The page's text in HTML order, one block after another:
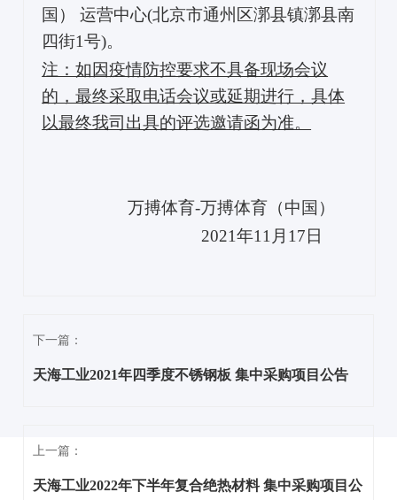
国） 运营中心(北京市通州区漷县镇漷县南
四街1号)。
注：如因疫情防控要求不具备现场会议
的，最终采取电话会议或延期进行，具体
以最终我司出具的评选邀请函为准。
万搏体育-万搏体育（中国）
2021年11月17日
下一篇：
天海工业2021年四季度不锈钢板 集中采购项目公告
上一篇：
天海工业2022年下半年复合绝热材料 集中采购项目公